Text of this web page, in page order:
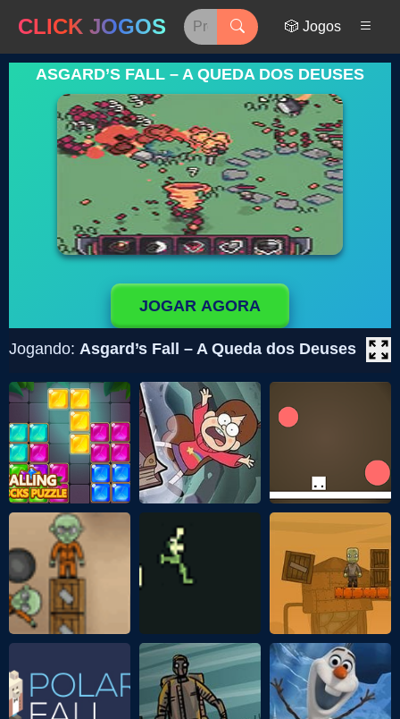
CLICK JOGOS 🎲 Jogos
ASGARD’S FALL – A QUEDA DOS DEUSES
JOGAR AGORA
Jogando: Asgard’s Fall – A Queda dos Deuses